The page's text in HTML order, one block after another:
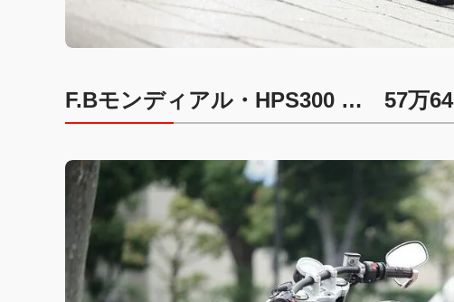
F.Bモンディアル・HPS300 … 57万